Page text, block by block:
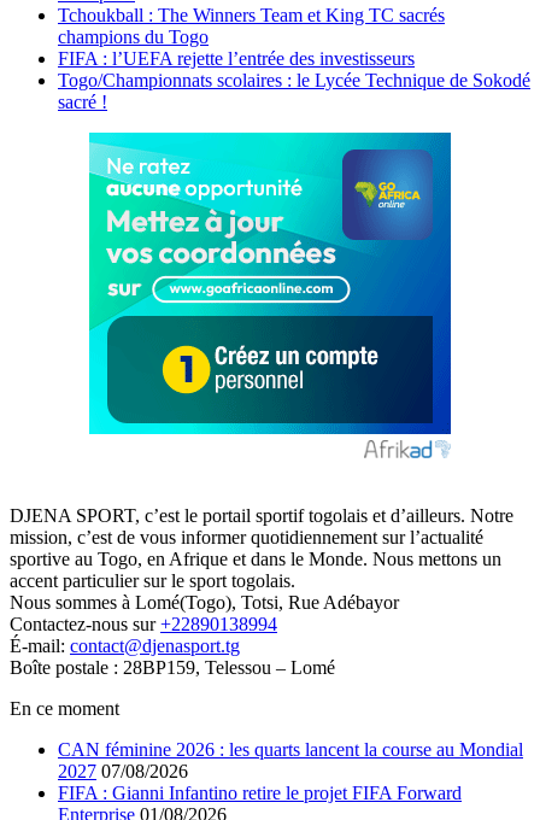
Tchoukball : The Winners Team et King TC sacrés
champions du Togo
FIFA : l’UEFA rejette l’entrée des investisseurs
Togo/Championnats scolaires : le Lycée Technique de Sokodé
sacré !
DJENA SPORT, c’est le portail sportif togolais et d’ailleurs. Notre
mission, c’est de vous informer quotidiennement sur l’actualité
sportive au Togo, en Afrique et dans le Monde. Nous mettons un
accent particulier sur le sport togolais.
Nous sommes à Lomé(Togo), Totsi, Rue Adébayor
Contactez-nous sur+22890138994
É-mail: contact@djenasport.tg
Boîte postale : 28BP159, Telessou – Lomé
En ce moment
CAN féminine 2026 : les quarts lancent la course au Mondial
2027 07/08/2026
FIFA : Gianni Infantino retire le projet FIFA Forward
Enterprise 01/08/2026